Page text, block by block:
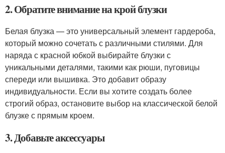
2. Обратите внимание на крой блузки
Белая блузка — это универсальный элемент гардероба,
который можно сочетать с различными стилями. Для
наряда с красной юбкой выбирайте блузки с
уникальными деталями, такими как рюши, пуговицы
спереди или вышивка. Это добавит образу
индивидуальности. Если вы хотите создать более
строгий образ, остановите выбор на классической белой
блузке с прямым кроем.
3. Добавьте аксессуары